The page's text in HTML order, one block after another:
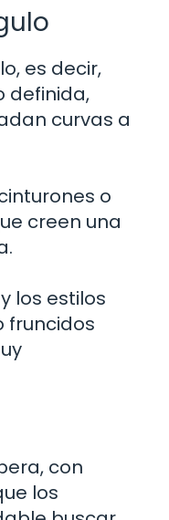
es decir,
definida,
curvas a
o
creen una
los estilos
fruncidos
con
los